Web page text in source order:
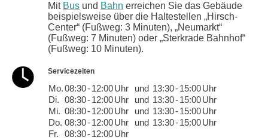
Mit Bus und Bahn erreichen Sie das Gebäude
beispielsweise über die Haltestellen „Hirsch-
Center“ (Fußweg: 3 Minuten), „Neumarkt“
(Fußweg: 7 Minuten) oder „Sterkrade Bahnhof“
(Fußweg: 10 Minuten).
Servicezeiten
Mo.08:30-12:00Uhr und 13:30-15:00Uhr
Di. 08:30-12:00Uhr und 13:30-15:00Uhr
Mi. 08:30-12:00Uhr und 13:30-15:00Uhr
Do. 08:30-12:00Uhr und 13:30-15:00Uhr
Fr.
08:30-12:00Uhr